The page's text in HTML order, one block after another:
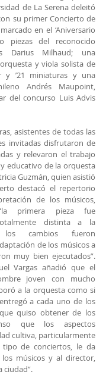
de La Serena deleitó
su primer Concierto de
en el ‘Aniversario
piezas del reconocido
Darius Milhaud; una
y viola solista de
y ’21 miniaturas y una
Andrés Maupoint,
del concurso Luis Advis
asistentes de todas las
invitadas disfrutaron de
y relevaron el trabajo
educativo de la orquesta
Guzmán, quien asistió
destacó el repertorio
de los músicos,
primera pieza fue
distinta a la
cambios fueron
de los músicos a
muy bien ejecutados”.
Vargas añadió que el
joven con mucho
a la orquesta como si
a cada uno de los
quiso obtener de los
que los aspectos
cultiva, particularmente
de conciertos, le da
músicos y al director,
ciudad”.